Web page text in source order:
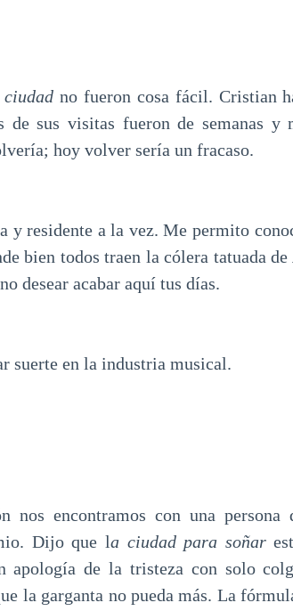
no fueron cosa fácil. Cristian
de sus visitas fueron de semanas y
hoy volver sería un fracaso.
y residente a la vez. Me permito
bien todos traen la cólera tatuada de
desear acabar aquí tus días.
suerte en la industria musical.
nos encontramos con una
Dijo que la ciudad para soñar
apología de la tristeza con solo
la garganta no pueda más. La